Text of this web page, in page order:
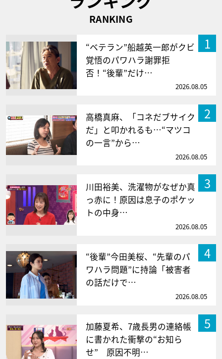
RANKING
1
“ベテラン”船越英一郎がクビ
覚悟のパワハラ謝罪拒
否！“後輩”だけ…
2026.08.05
2
高橋真麻、「コネだブサイク
だ」と叩かれるも…“マツコ
の一言”から…
2026.08.05
3
川田裕美、洗濯物がなぜか真
っ赤に！原因は息子のポケッ
トの中身…
2026.08.05
4
“後輩”今田美桜、“先輩のパ
ワハラ問題”に持論「被害者
の話だけで…
2026.08.05
5
加藤夏希、7歳長男の連絡帳
に書かれた衝撃の“お知ら
せ” 原因不明…